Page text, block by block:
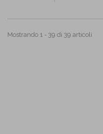
Mostrando 1 - 39 di 39 articoli